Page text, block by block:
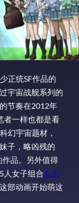
正统SF作品的
宇宙战舰系列的
节奏在2012年
者一样也都是看
幻宇宙题材，
子，略凶残的
品。另外值得
人女子组合 もも
部动画开始萌这